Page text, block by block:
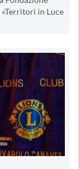
«Territori in Luce